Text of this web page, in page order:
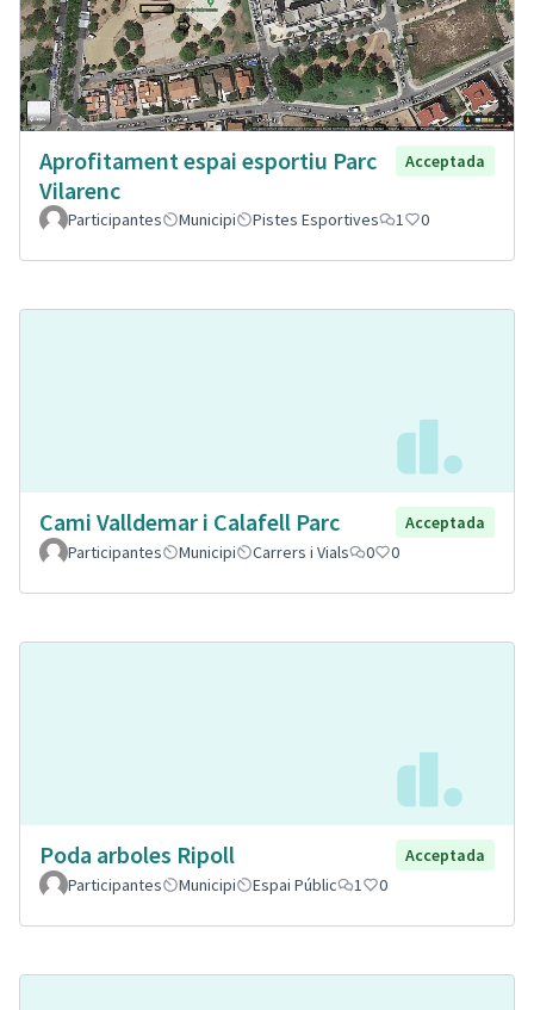
Aprofitament espai esportiu Parc
Vilarenc
Acceptada
Participantes Municipi Pistes Esportives 1 0
Cami Valldemar i Calafell Parc
Acceptada
Participantes
Municipi Carrers i Vials 0 0
Poda arboles Ripoll
Acceptada
Participantes
Municipi Espai Públic 1 0